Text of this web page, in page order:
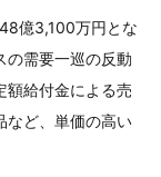
億3,100万円とな
の需要一巡の反動
額給付金による売
など、単価の高い